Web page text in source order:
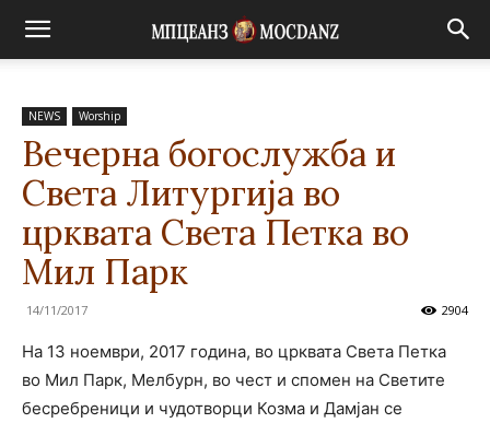
NEWS Worship
Вечерна богослужба и
Света Литургија во
црквата Света Петка во
Мил Парк
14/11/2017 2904
На 13 ноември, 2017 година, во црквата Света Петка
во Мил Парк, Мелбурн, во чест и спомен на Светите
бесребреници и чудотворци Козма и Дамјан се